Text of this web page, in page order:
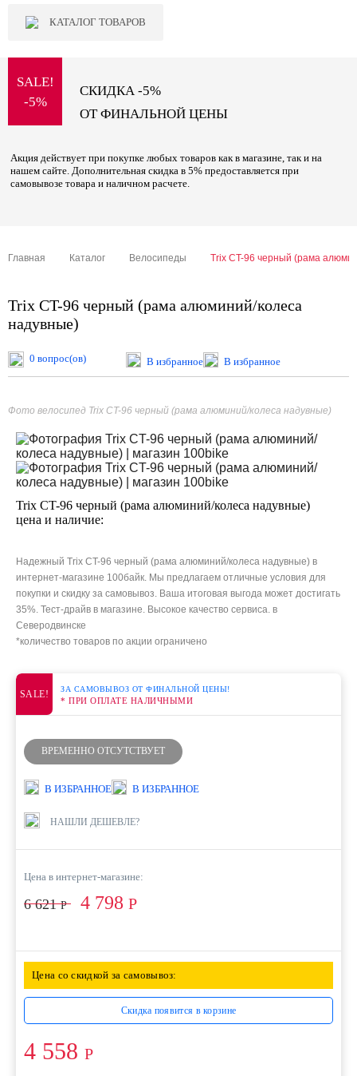
КАТАЛОГ ТОВАРОВ
SALE!
-5%
СКИДКА -5%
ОТ ФИНАЛЬНОЙ ЦЕНЫ
Акция действует при покупке любых товаров как в магазине, так и на
нашем сайте. Дополнительная скидка в 5% предоставляется при
самовывозе товара и наличном расчете.
Главная Каталог Велосипеды Trix CT-96 черный (рама
Trix CT-96 черный (рама алюминий/колеса
надувные)
0 вопрос(ов) В избранное В избранное
Фото велосипед Trix CT-96 черный (рама алюминий/колеса надувные)
Trix CT-96 черный (рама алюминий/колеса надувные)
цена и наличие:
Надежный Trix CT-96 черный (рама алюминий/колеса надувные) в
интернет-магазине 100байк. Мы предлагаем отличные условия для
покупки и скидку за самовывоз. Ваша итоговая выгода может достигать
35%. Тест-драйв в магазине. Высокое качество сервиса. в
Северодвинске
*количество товаров по акции ограничено
SALE! ЗА САМОВЫВОЗ ОТ ФИНАЛЬНОЙ ЦЕНЫ!
* ПРИ ОПЛАТЕ НАЛИЧНЫМИ
ВРЕМЕННО ОТСУТСТВУЕТ
В ИЗБРАННОЕ В ИЗБРАННОЕ
НАШЛИ ДЕШЕВЛЕ?
Цена в интернет-магазине:
6 621Р 4 798 Р
Цена со скидкой за самовывоз:
Скидка появится в корзине
4 558 Р